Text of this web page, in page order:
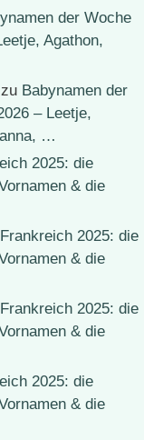
der Woche
Agathon,
zu Babynamen der
– Leetje,
…
2025: die
& die
Frankreich 2025: die
& die
Frankreich 2025: die
& die
2025: die
& die